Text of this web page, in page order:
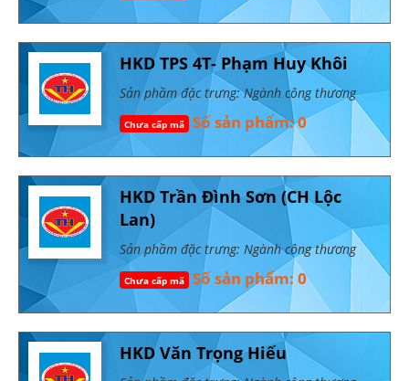
HKD TPS 4T- Phạm Huy Khôi
Sản phầm đặc trưng: Ngành công thương
Chưa cấp mã Số sản phẩm: 0
HKD Trần Đình Sơn (CH Lộc
Lan)
Sản phầm đặc trưng: Ngành công thương
Chưa cấp mã Số sản phẩm: 0
HKD Văn Trọng Hiếu